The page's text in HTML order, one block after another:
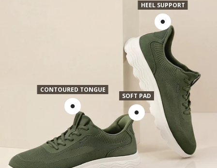
SOFT PAD
HEEL SUPPORT
CONTOURED TONGUE